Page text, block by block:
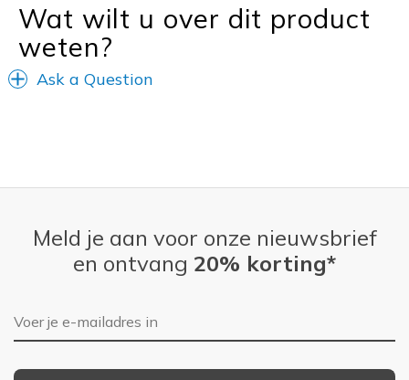
Wat wilt u over dit product
weten?
Ask a Question
Meld je aan voor onze nieuwsbrief
en ontvang 20% korting*
E-mailadres